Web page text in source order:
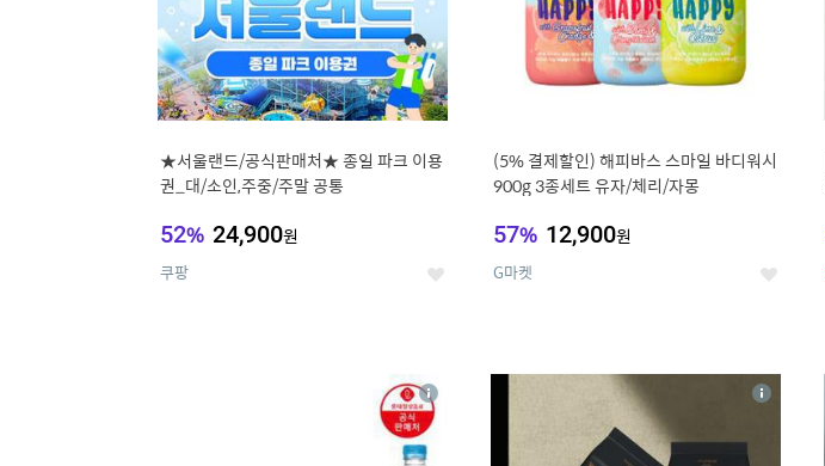
★서울랜드/공식판매처★ 종일 파크 이용
권_대/소인,주중/주말 공통
52% 24,900원
쿠팡 좋
(5% 결제할인) 해피바스 스마일 바디워시
900g 3종세트 유자/체리/자몽
57% 12,900원
G마켓 좋
상
세
14
상